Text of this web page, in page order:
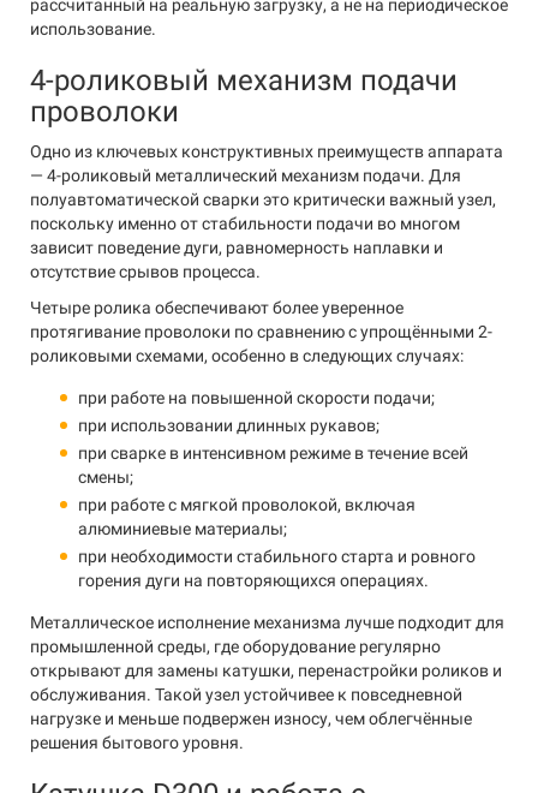
рассчитанный на реальную загрузку, а не на периодическое
использование.
4-роликовый механизм подачи
проволоки
Одно из ключевых конструктивных преимуществ аппарата
— 4-роликовый металлический механизм подачи. Для
полуавтоматической сварки это критически важный узел,
поскольку именно от стабильности подачи во многом
зависит поведение дуги, равномерность наплавки и
отсутствие срывов процесса.
Четыре ролика обеспечивают более уверенное
протягивание проволоки по сравнению с упрощёнными 2-
роликовыми схемами, особенно в следующих случаях:
при работе на повышенной скорости подачи;
при использовании длинных рукавов;
при сварке в интенсивном режиме в течение всей
смены;
при работе с мягкой проволокой, включая
алюминиевые материалы;
при необходимости стабильного старта и ровного
горения дуги на повторяющихся операциях.
Металлическое исполнение механизма лучше подходит для
промышленной среды, где оборудование регулярно
открывают для замены катушки, перенастройки роликов и
обслуживания. Такой узел устойчивее к повседневной
нагрузке и меньше подвержен износу, чем облегчённые
решения бытового уровня.